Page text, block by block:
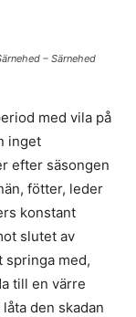
– Särnehed
med vila på
inget
efter säsongen
fötter, leder
konstant
slutet av
springa med,
till en värre
den skadan